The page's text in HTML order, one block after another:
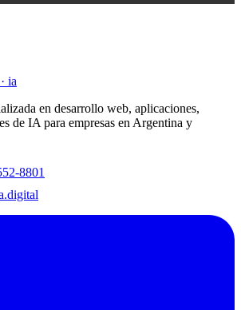
ia
en desarrollo web, aplicaciones,
de IA para empresas en Argentina y
8801